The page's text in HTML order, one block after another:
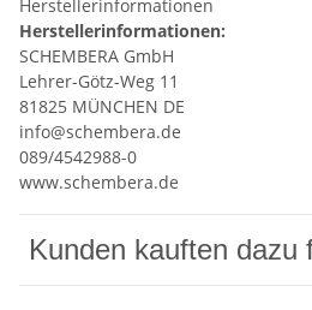
Herstellerinformationen
Herstellerinformationen:
SCHEMBERA GmbH
Lehrer-Götz-Weg 11
81825 MÜNCHEN DE
info@schembera.de
089/4542988-0
www.schembera.de
Kunden kauften dazu